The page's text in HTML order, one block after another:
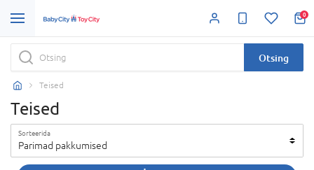
0
Otsing
Teised
Teised
Sorteerida
Parimad pakkumised